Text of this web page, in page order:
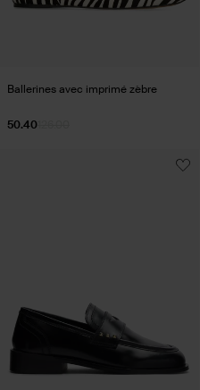
Ballerines avec imprimé zèbre
50.40